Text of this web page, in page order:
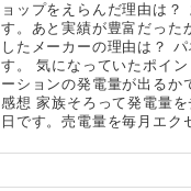
ョップをえらんだ理由は？
す。あと実績が豊富だった
したメーカーの理由は？
す。 気になっていたポイ
ーションの発電量が出るか
感想 家族そろって発電量
日です。売電量を毎月エク